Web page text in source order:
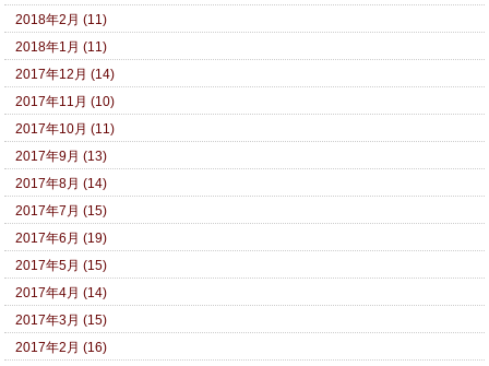
2018年2月 (11)
2018年1月 (11)
2017年12月 (14)
2017年11月 (10)
2017年10月 (11)
2017年9月 (13)
2017年8月 (14)
2017年7月 (15)
2017年6月 (19)
2017年5月 (15)
2017年4月 (14)
2017年3月 (15)
2017年2月 (16)